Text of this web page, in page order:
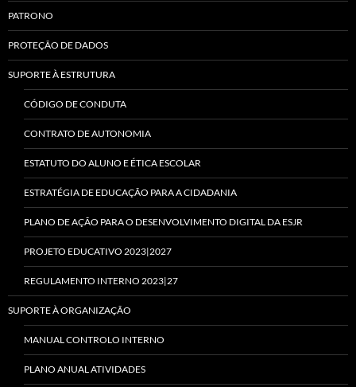
PATRONO
PROTEÇÃO DE DADOS
SUPORTE À ESTRUTURA
CÓDIGO DE CONDUTA
CONTRATO DE AUTONOMIA
ESTATUTO DO ALUNO E ÉTICA ESCOLAR
ESTRATÉGIA DE EDUCAÇÃO PARA A CIDADANIA
PLANO DE AÇÃO PARA O DESENVOLVIMENTO DIGITAL DA ESJR
PROJETO EDUCATIVO 2023|2027
REGULAMENTO INTERNO 2023|27
SUPORTE À ORGANIZAÇÃO
MANUAL CONTROLO INTERNO
PLANO ANUAL ATIVIDADES